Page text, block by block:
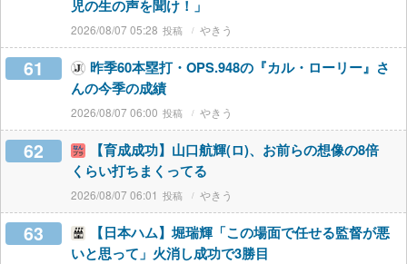
児の生の声を聞け！」
2026/08/07 05:28 やきう
61
昨季60本塁打・OPS.948の『カル・ローリー』さ
んの今季の成績
2026/08/07 06:00 やきう
62
【育成成功】山口航輝(ロ)、お前らの想像の8倍
くらい打ちまくってる
2026/08/07 06:01 やきう
63
【日本ハム】堀瑞輝「この場面で任せる監督が悪
いと思って」火消し成功で3勝目